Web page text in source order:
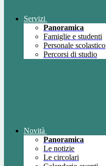
Servizi
Panoramica
Famiglie e studenti
Personale scolastico
Percorsi di studio
Novità
Panoramica
Le notizie
Le circolari